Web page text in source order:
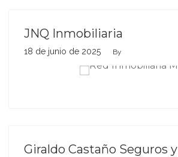
JNQ Inmobiliaria
18 de junio de 2025 By
Giraldo Castaño Seguros y